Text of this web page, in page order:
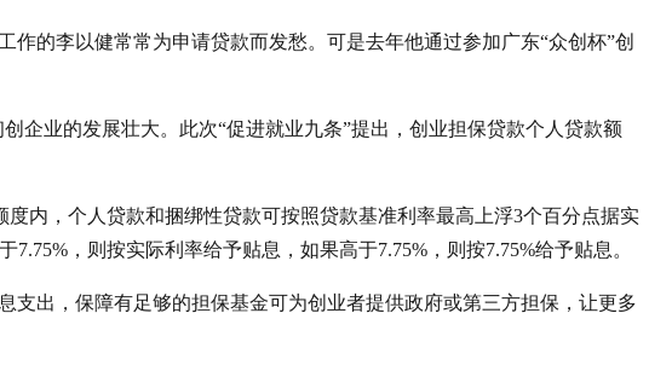
的李以健常常为申请贷款而发愁。可是去年他通过参加广东“众创杯”创
企业的发展壮大。此次“促进就业九条”提出，创业担保贷款个人贷款额
内，个人贷款和捆绑性贷款可按照贷款基准利率最高上浮3个百分点据实
，则按实际利率给予贴息，如果高于7.75%，则按7.75%给予贴息。
支出，保障有足够的担保基金可为创业者提供政府或第三方担保，让更多